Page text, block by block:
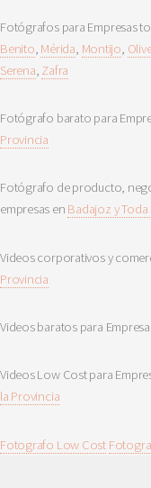
Fotógrafos para Empresas
Benito, Mérida, Montijo,
Serena, Zafra
Fotógrafo barato para
Provincia
Fotógrafo de producto,
empresas en Badajoz y
Videos corporativos y
Provincia
Videos baratos para
Videos Low Cost para
la Provincia
Fotografo Low Cost